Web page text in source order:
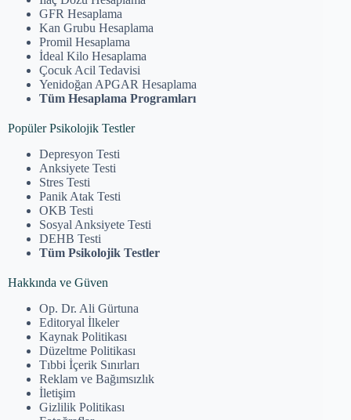
GFR Hesaplama
Kan Grubu Hesaplama
Promil Hesaplama
İdeal Kilo Hesaplama
Çocuk Acil Tedavisi
Yenidoğan APGAR Hesaplama
Tüm Hesaplama Programları
Popüler Psikolojik Testler
Depresyon Testi
Anksiyete Testi
Stres Testi
Panik Atak Testi
OKB Testi
Sosyal Anksiyete Testi
DEHB Testi
Tüm Psikolojik Testler
Hakkında ve Güven
Op. Dr. Ali Gürtuna
Editoryal İlkeler
Kaynak Politikası
Düzeltme Politikası
Tıbbi İçerik Sınırları
Reklam ve Bağımsızlık
İletişim
Gizlilik Politikası